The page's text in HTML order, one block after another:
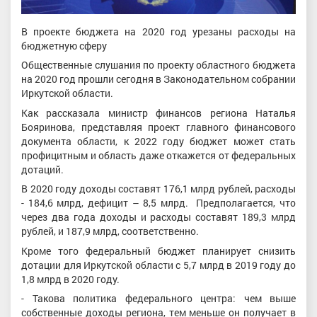
В проекте бюджета на 2020 год урезаны расходы на
бюджетную сферу
Общественные слушания по проекту областного бюджета
на 2020 год прошли сегодня в Законодательном собрании
Иркутской области.
Как рассказала министр финансов региона Наталья
Бояринова, представляя проект главного финансового
документа области, к 2022 году бюджет может стать
профицитным и область даже откажется от федеральных
дотаций.
В 2020 году доходы составят 176,1 млрд рублей, расходы
- 184,6 млрд, дефицит – 8,5 млрд. Предполагается, что
через два года доходы и расходы составят 189,3 млрд
рублей, и 187,9 млрд, соответственно.
Кроме того федеральный бюджет планирует снизить
дотации для Иркутской области с 5,7 млрд в 2019 году до
1,8 млрд в 2020 году.
- Такова политика федерального центра: чем выше
собственные доходы региона, тем меньше он получает в